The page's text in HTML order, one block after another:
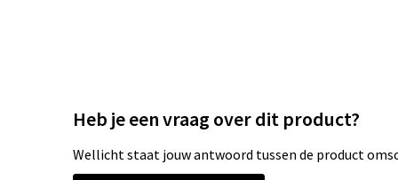
Heb je een vraag over dit product?
Wellicht staat jouw antwoord tussen de product